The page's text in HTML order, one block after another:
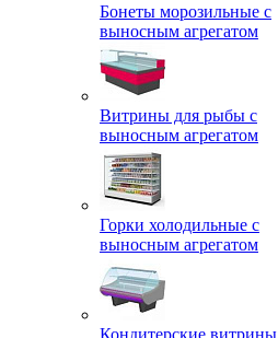
Бонеты морозильные с
выносным агрегатом
Витрины для рыбы с
выносным агрегатом
Горки холодильные с
выносным агрегатом
Кондитерские витрины